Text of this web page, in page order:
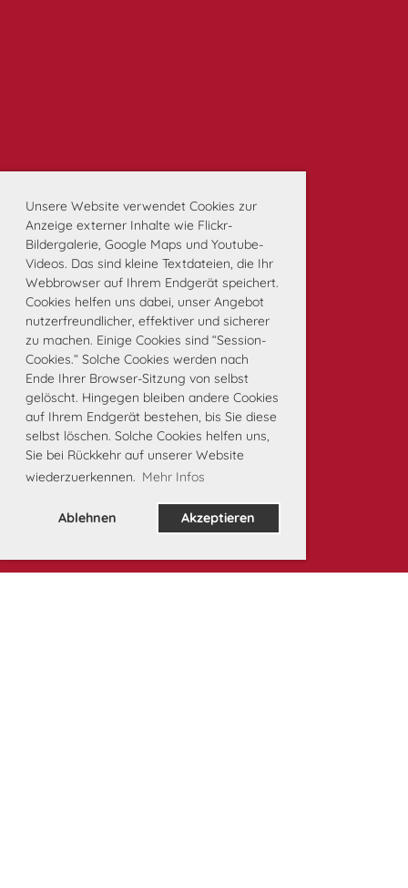
Unsere Website verwendet Cookies zur
Anzeige externer Inhalte wie Flickr-
Bildergalerie, Google Maps und Youtube-
Videos. Das sind kleine Textdateien, die Ihr
Webbrowser auf Ihrem Endgerät speichert.
Cookies helfen uns dabei, unser Angebot
nutzerfreundlicher, effektiver und sicherer
zu machen. Einige Cookies sind “Session-
Cookies.” Solche Cookies werden nach
Ende Ihrer Browser-Sitzung von selbst
gelöscht. Hingegen bleiben andere Cookies
auf Ihrem Endgerät bestehen, bis Sie diese
selbst löschen. Solche Cookies helfen uns,
Sie bei Rückkehr auf unserer Website
wiederzuerkennen. Mehr Infos
Ablehnen Akzeptieren